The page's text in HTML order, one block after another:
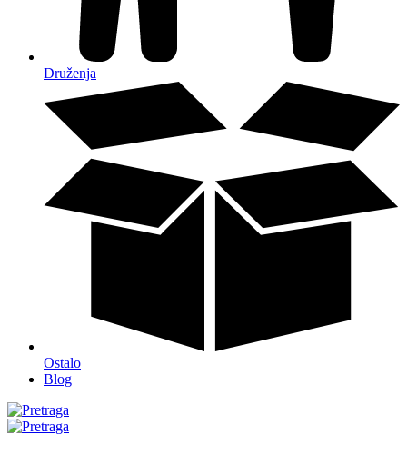
Druženja
Ostalo
Blog